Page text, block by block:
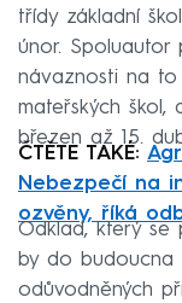
třídy základní
únor. Spoluautor
návaznosti na to
mateřských
březen až 15.
ČTĚTE TAKÉ:
Nebezpečí na
ozvěny, říká
Odklad, který se
by do budoucna
odůvodněných